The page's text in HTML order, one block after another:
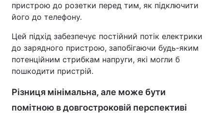
пристрою до розетки перед тим, як підключити
його до телефону.
Цей підхід забезпечує постійний потік електрики
до зарядного пристрою, запобігаючи будь-яким
потенційним стрибкам напруги, які могли б
пошкодити пристрій.
Різниця мінімальна, але може бути
помітною в довгостроковій перспективі